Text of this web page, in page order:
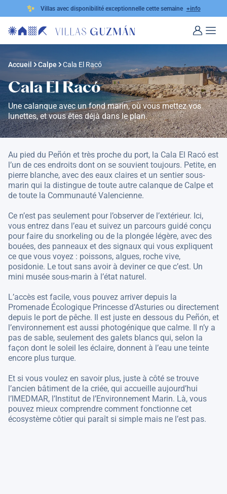
✨ Villas avec disponibilité exceptionnelle cette semaine +info
Accueil Calpe Cala El Racó
Cala El Racó
Une calanque avec un fond marin, où vous mettez vos
lunettes, et vous êtes déjà dans le plan.
Au pied du Peñón et très proche du port, la Cala El Racó est
l’un de ces endroits dont on se souvient toujours. Petite, en
pierre blanche, avec des eaux claires et un sentier sous-
marin qui la distingue de toute autre calanque de Calpe et
de toute la Communauté Valencienne.
Ce n’est pas seulement pour l’observer de l’extérieur. Ici,
vous entrez dans l’eau et suivez un parcours guidé conçu
pour faire du snorkeling ou de la plongée légère, avec des
bouées, des panneaux et des signaux qui vous expliquent
ce que vous voyez : poissons, algues, roche vive,
posidonie. Le tout sans avoir à deviner ce que c’est. Un
mini musée sous-marin à l’état naturel.
L’accès est facile, vous pouvez arriver depuis la
Promenade Écologique Princesse d’Asturies ou directement
depuis le port de pêche. Il est juste en dessous du Peñón, et
l’environnement est aussi photogénique que calme. Il n’y a
pas de sable, seulement des galets blancs qui, selon la
façon dont le soleil les éclaire, donnent à l’eau une teinte
encore plus turque.
Et si vous voulez en savoir plus, juste à côté se trouve
l’ancien bâtiment de la criée, qui accueille aujourd’hui
l’IMEDMAR, l’Institut de l’Environnement Marin. Là, vous
pouvez mieux comprendre comment fonctionne cet
écosystème côtier qui paraît si simple mais ne l’est pas.